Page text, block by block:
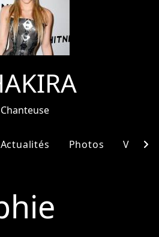
Chanteuse
Actualités Photos Vidéos
chevron_right